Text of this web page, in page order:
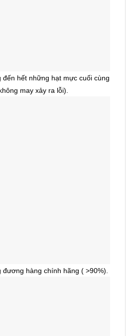
đến hết những hạt mực cuối cùng
may xảy ra lỗi).
hàng chính hãng ( >90%).